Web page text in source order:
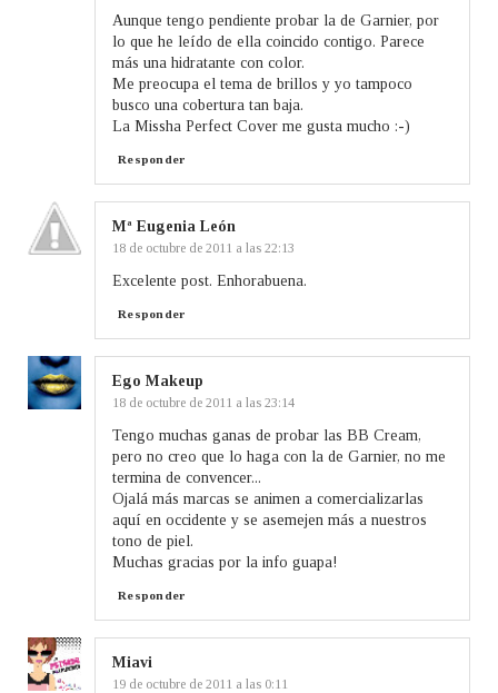
Aunque tengo pendiente probar la de Garnier, por
lo que he leído de ella coincido contigo. Parece
más una hidratante con color.
Me preocupa el tema de brillos y yo tampoco
busco una cobertura tan baja.
La Missha Perfect Cover me gusta mucho :-)
Responder
Mª Eugenia León
18 de octubre de 2011 a las 22:13
Excelente post. Enhorabuena.
Responder
Ego Makeup
18 de octubre de 2011 a las 23:14
Tengo muchas ganas de probar las BB Cream,
pero no creo que lo haga con la de Garnier, no me
termina de convencer...
Ojalá más marcas se animen a comercializarlas
aquí en occidente y se asemejen más a nuestros
tono de piel.
Muchas gracias por la info guapa!
Responder
Miavi
19 de octubre de 2011 a las 0:11